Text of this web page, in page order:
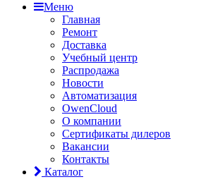
Меню
Главная
Ремонт
Доставка
Учебный центр
Распродажа
Новости
Автоматизация
OwenCloud
О компании
Сертификаты дилеров
Вакансии
Контакты
Каталог